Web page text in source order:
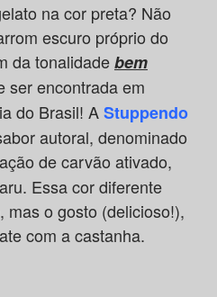
na cor preta? Não
escuro próprio do
da tonalidadebem
ser encontrada em
do Brasil! AStuppendo
autoral, denominado
de carvão ativado,
Essa cor diferente
mas o gosto (delicioso!),
com a castanha.